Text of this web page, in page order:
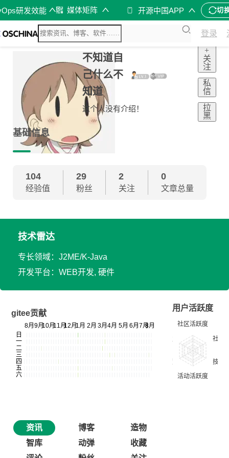
研发效能 媒体矩阵 开源中国APP 切
登录
不知道自
己什么不
知道
这个人没有介绍！
+
关
注
私
信
拉
黑
基础信息
104
经验值
29
粉丝
2
关注
0
文章总量
技术雷达
专长领域：J2ME/K-Java
开发平台：WEB开发, 硬件
gitee贡献
用户活跃度
资讯 博客
造物
智库
动弹
收藏